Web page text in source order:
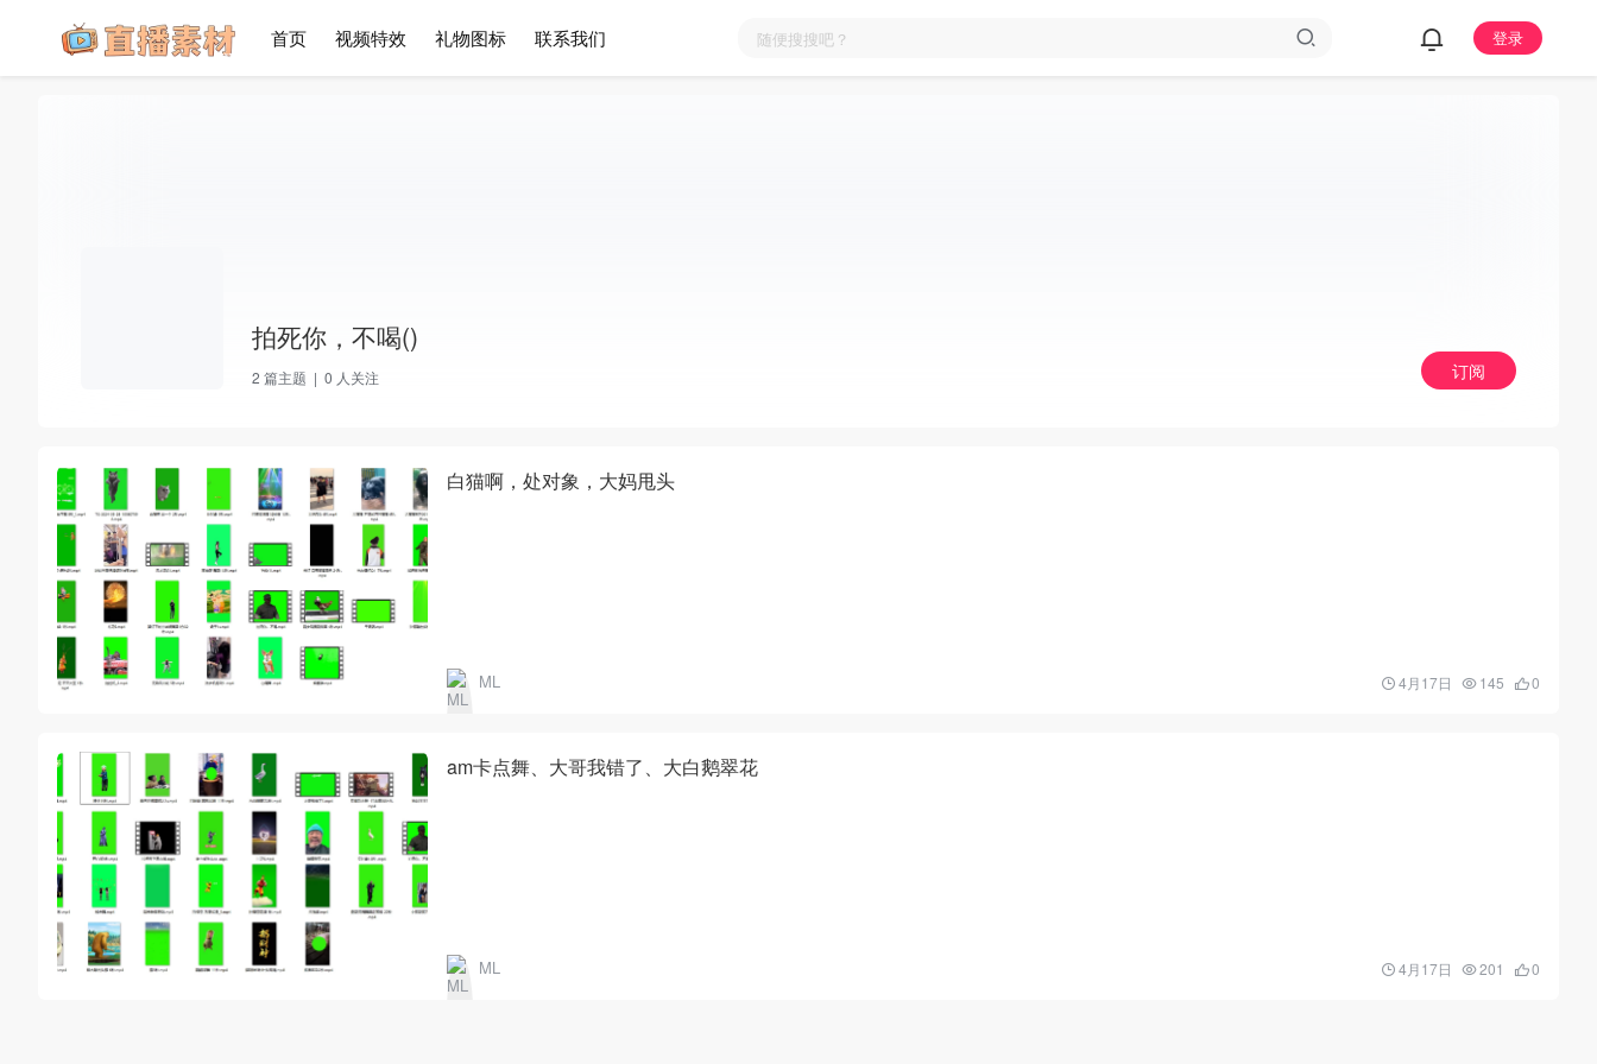
首页 视频特效 礼物图标 联系我们 登录
拍死你，不喝()
2 篇主题 | 0 人关注 订阅
白猫啊，处对象，大妈甩头
ML 4月17日 145 0
am卡点舞、大哥我错了、大白鹅翠花
ML 4月17日 201 0